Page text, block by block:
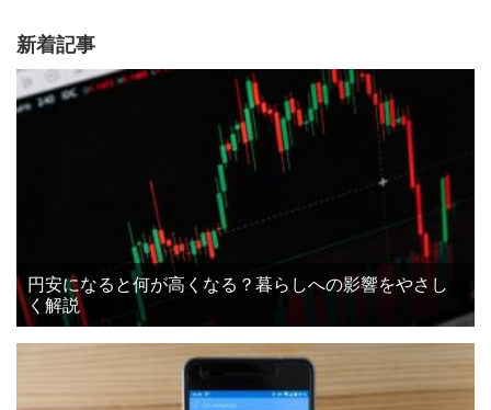
新着記事
円安になると何が高くなる？暮らしへの影響をやさし
く解説